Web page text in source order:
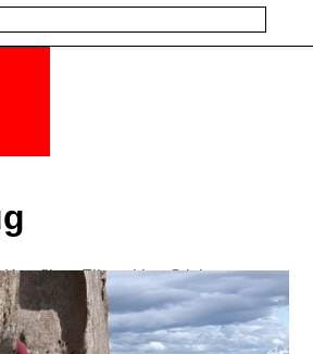
Kurzfilme Filmzyklen Stichworte
FAQ Kontakt Maillist
Warenkorb
Abo